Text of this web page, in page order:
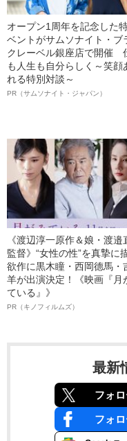
オープン1周年を記念した
ベントがサムソナイト・ブ
クレーベル銀座店で開催
も人生も自分らしく～笑顔
れる特別対談～
PR（サムソナイト・ジャパン）
《渡辺淳一原作＆娘・渡邉
監督》“女性の性”を真摯に
欲作に黒木瞳・西岡德馬・
羊が出演決定！《映画『月
ている』》
PR（キノフィルムズ）
最新
フォ
フォ